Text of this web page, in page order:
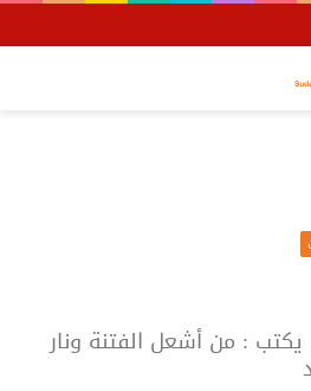
: من أشعل الفتنة ونار